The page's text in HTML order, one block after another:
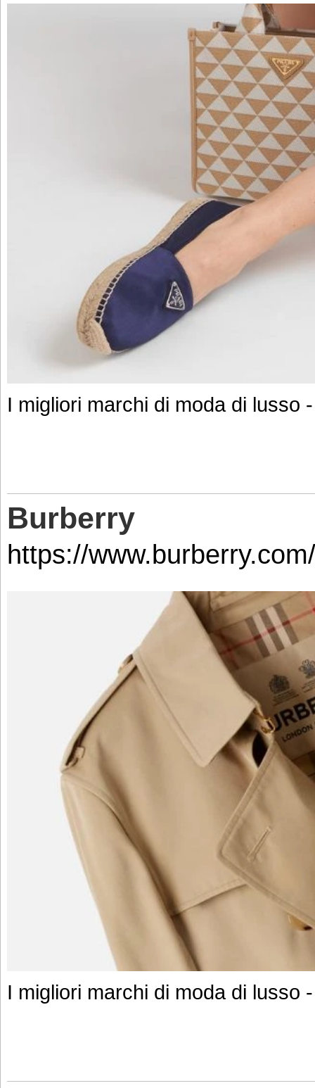
I migliori marchi di moda di lusso
Burberry
https://www.burberry.com/
I migliori marchi di moda di lusso